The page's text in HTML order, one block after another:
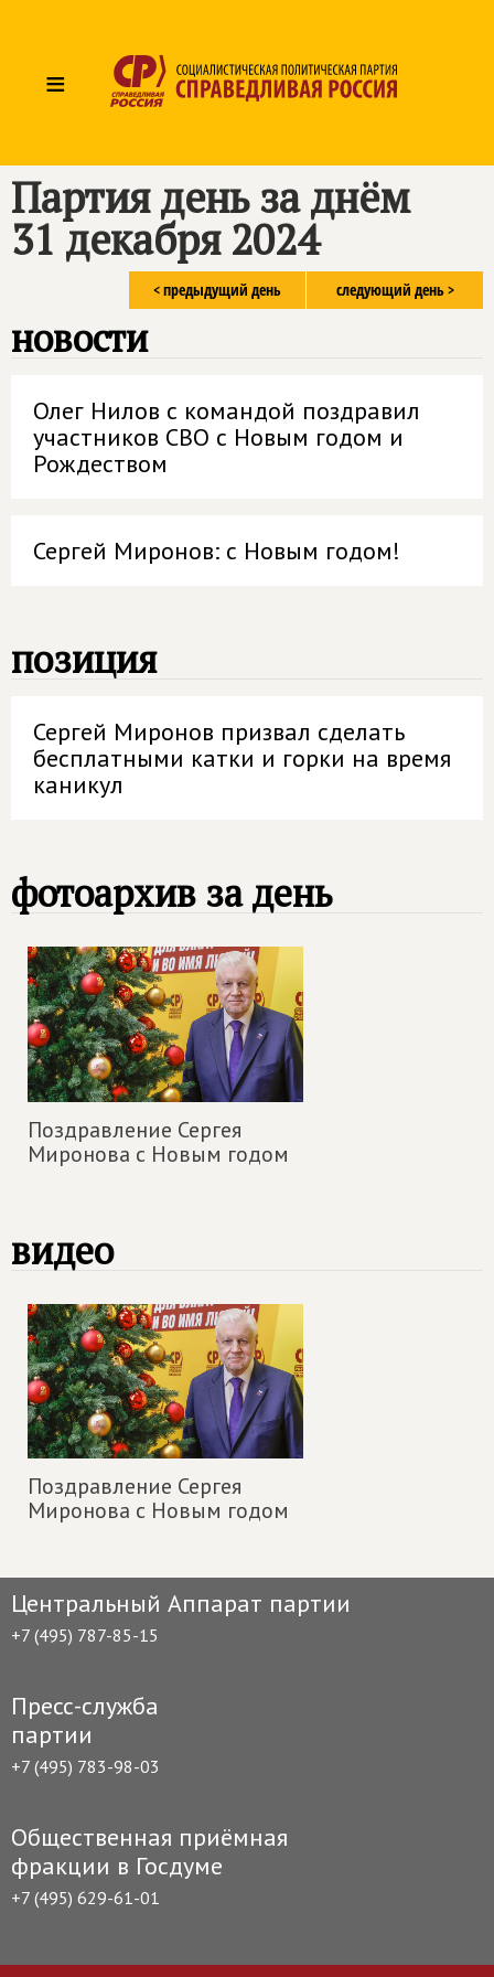
≡
Партия день за днём
31 декабря 2024
следующий день >
< предыдущий день
новости
Олег Нилов с командой поздравил
участников СВО с Новым годом и
Рождеством
Сергей Миронов: с Новым годом!
позиция
Сергей Миронов призвал сделать
бесплатными катки и горки на время
каникул
фотоархив за день
Поздравление Сергея
Миронова с Новым годом
видео
Поздравление Сергея
Миронова с Новым годом
Центральный Аппарат партии
+7 (495) 787-85-15
Пресс-служба
партии
+7 (495) 783-98-03
Общественная приёмная
фракции в Госдуме
+7 (495) 629-61-01